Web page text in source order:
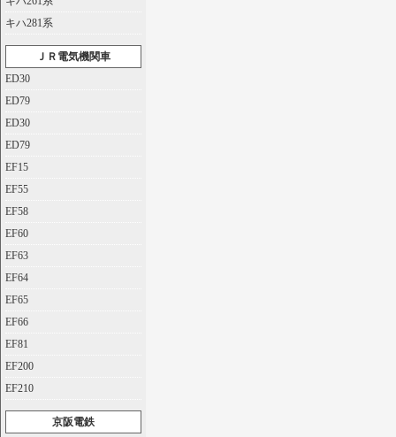
キハ281系
ＪＲ電気機関車
ED30
ED79
ED30
ED79
EF15
EF55
EF58
EF60
EF63
EF64
EF65
EF66
EF81
EF200
EF210
京阪電鉄